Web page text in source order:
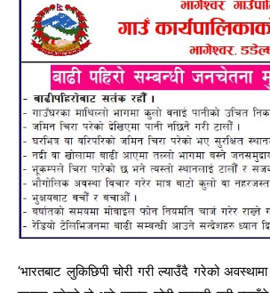
‘भारतबाट लुकिछिपी चोरी गरी ल्याउँदै गरेको